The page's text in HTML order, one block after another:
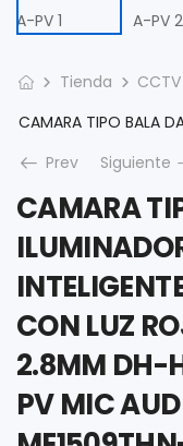
Tienda
CCTV
Prev
Siguiente
CAMARA
CON LUZ
2.8MM DH-
PV MIC